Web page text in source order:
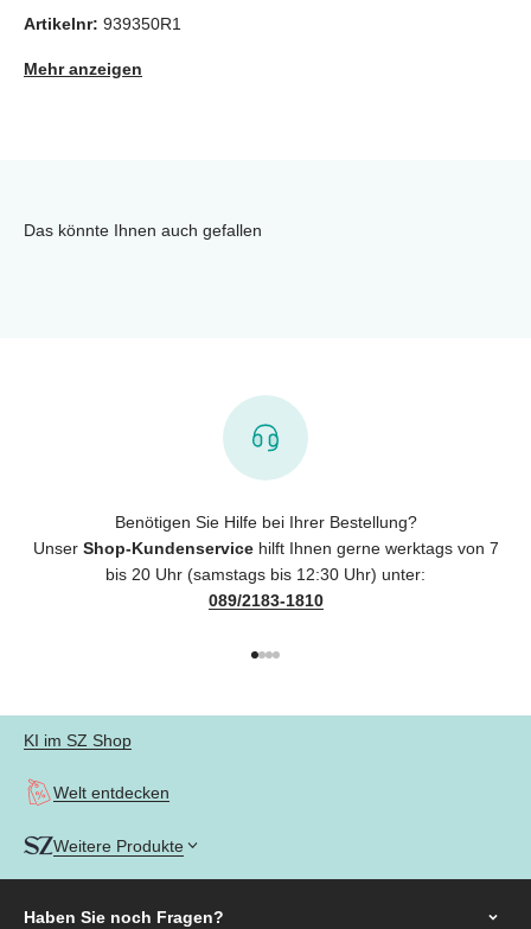
Artikelnr: 939350R1
Mehr anzeigen
Das könnte Ihnen auch gefallen
Benötigen Sie Hilfe bei Ihrer Bestellung?
Unser Shop-Kundenservicehilft Ihnen gerne werktags von 7
bis 20 Uhr (samstags bis 12:30 Uhr) unter:
089/2183-1810
KI im SZ Shop
Welt entdecken
Weitere Produkte
Haben Sie noch Fragen?